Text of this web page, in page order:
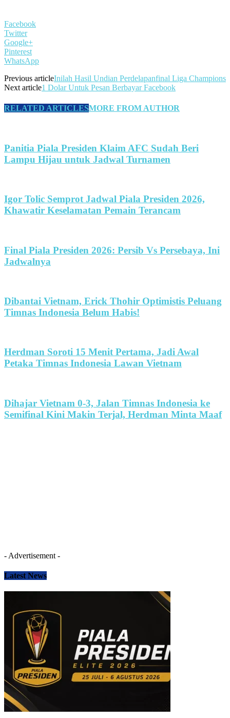
Facebook
Twitter
Google+
Pinterest
WhatsApp
Previous articleInilah Hasil Undian Perdelapanfinal Liga Champions
Next article1 Dolar Untuk Pesan Berbayar Facebook
RELATED ARTICLESMORE FROM AUTHOR
Panitia Piala Presiden Klaim AFC Sudah Beri
Lampu Hijau untuk Jadwal Turnamen
Igor Tolic Semprot Jadwal Piala Presiden 2026,
Khawatir Keselamatan Pemain Terancam
Final Piala Presiden 2026: Persib Vs Persebaya, Ini
Jadwalnya
Dibantai Vietnam, Erick Thohir Optimistis Peluang
Timnas Indonesia Belum Habis!
Herdman Soroti 15 Menit Pertama, Jadi Awal
Petaka Timnas Indonesia Lawan Vietnam
Dihajar Vietnam 0-3, Jalan Timnas Indonesia ke
Semifinal Kini Makin Terjal, Herdman Minta Maaf
- Advertisement -
Latest News